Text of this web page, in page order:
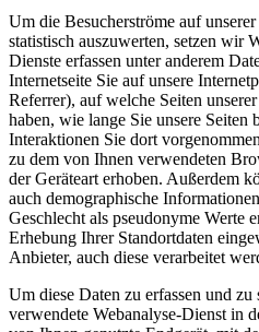
Um die Besucherströme auf
statistisch auszuwerten, setzen wir
Dienste erfassen unter anderem
Internetseite Sie auf unsere
Referrer), auf welche Seiten
haben, wie lange Sie unsere Seiten
Interaktionen Sie dort
zu dem von Ihnen verwendeten
der Geräteart erhoben. Außerdem
auch demographische
Geschlecht als pseudonyme Werte
Erhebung Ihrer Standortdaten
Anbieter, auch diese verarbeitet
Um diese Daten zu erfassen und
verwendete Webanalyse-Dienst in